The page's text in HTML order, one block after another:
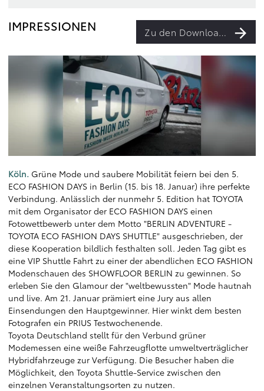
IMPRESSIONEN Zu den Downloads
Köln. Grüne Mode und saubere Mobilität feiern bei den 5.
ECO FASHION DAYS in Berlin (15. bis 18. Januar) ihre perfekte
Verbindung. Anlässlich der nunmehr 5. Edition hat TOYOTA
mit dem Organisator der ECO FASHION DAYS einen
Fotowettbewerb unter dem Motto "BERLIN ADVENTURE -
TOYOTA ECO FASHION DAYS SHUTTLE" ausgeschrieben, der
diese Kooperation bildlich festhalten soll. Jeden Tag gibt es
eine VIP Shuttle Fahrt zu einer der abendlichen ECO FASHION
Modenschauen des SHOWFLOOR BERLIN zu gewinnen. So
erleben Sie den Glamour der "weltbewussten" Mode hautnah
und live. Am 21. Januar prämiert eine Jury aus allen
Einsendungen den Hauptgewinner. Hier winkt dem besten
Fotografen ein PRIUS Testwochenende.
Toyota Deutschland stellt für den Verbund grüner
Modemessen eine weiße Fahrzeugflotte umweltverträglicher
Hybridfahrzeuge zur Verfügung. Die Besucher haben die
Möglichkeit, den Toyota Shuttle-Service zwischen den
einzelnen Veranstaltungsorten zu nutzen.